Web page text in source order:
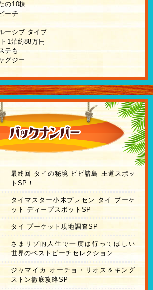
の10棟
ーチ
ーシブ タイプ
1泊約88万円
テも
グジー
最終回 タイの秘境 ピピ諸島 王道スポッ
トSP！
タイマスター小木プレゼン タイ プーケ
ット ディープスポットSP
タイ プーケット現地調査SP
さまリゾ的人生で一度は行ってほしい
世界のベストビーチセレクション
ジャマイカ オーチョ・リオス＆キング
ストン徹底攻略SP